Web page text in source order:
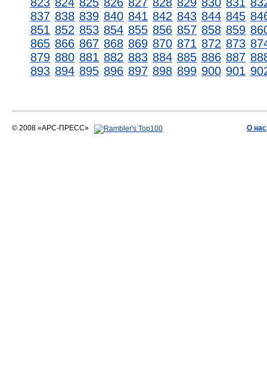
837 838 839 840 841 842 843 844 845
851 852 853 854 855 856 857 858 859
865 866 867 868 869 870 871 872 873
879 880 881 882 883 884 885 886 887
893 894 895 896 897 898 899 900 901
© 2008 «АРС-ПРЕСС» О нас